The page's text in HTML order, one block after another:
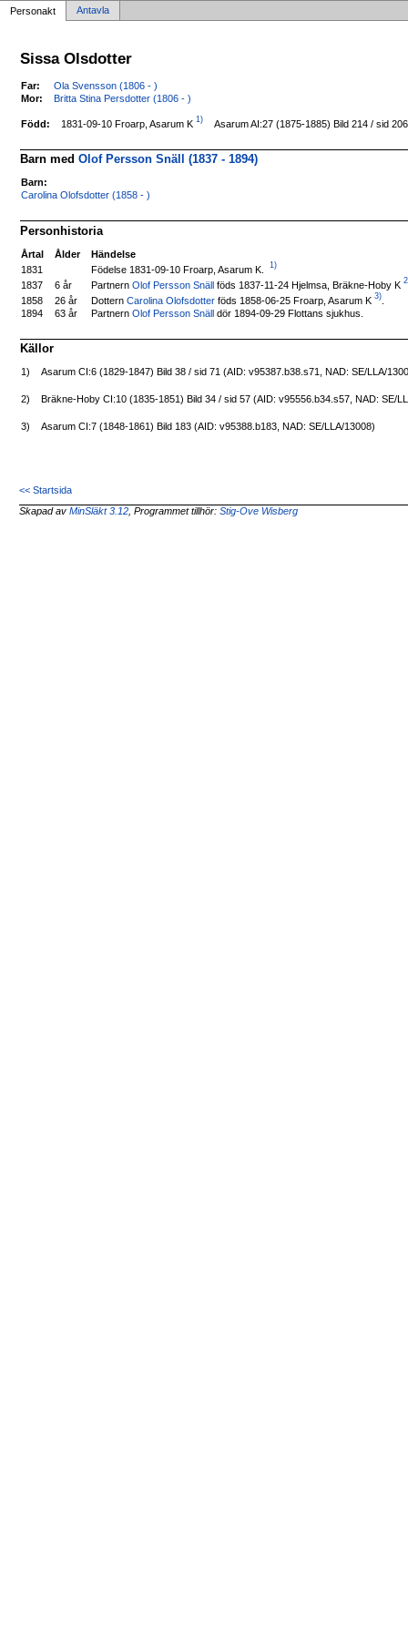
Personakt Antavla
Sissa Olsdotter
Far:
Ola Svensson (1806 - )
Mor:
Britta Stina Persdotter (1806 - )
Född: 1831-09-10 Froarp, Asarum K 1) Asarum AI:27 (1875-1885) Bild 214 / sid
Barn medOlof Persson Snäll (1837 - 1894)
Barn:
Carolina Olofsdotter (1858 - )
Personhistoria
Årtal Ålder
Händelse
1831
Födelse 1831-09-10 Froarp, Asarum K. 1)
1837 6 år PartnernOlof Persson Snäll föds 1837-11-24 Hjelmsa, Bräkne-Hoby K
1858 26 år DotternCarolina Olofsdotter föds 1858-06-25 Froarp, Asarum K 3)
1894
63 år PartnernOlof Persson Snäll dör 1894-09-29 Flottans sjukhus.
Källor
1) Asarum CI:6 (1829-1847) Bild 38 / sid 71 (AID: v95387.b38.s71, NAD: SE/LLA/
2) Bräkne-Hoby CI:10 (1835-1851) Bild 34 / sid 57 (AID: v95556.b34.s57, NAD: SE/
3) Asarum CI:7 (1848-1861) Bild 183 (AID: v95388.b183, NAD: SE/LLA/13008)
<< Startsida
Skapad avMinSläkt 3.12 , Programmet tillhör:Stig-Ove Wisberg